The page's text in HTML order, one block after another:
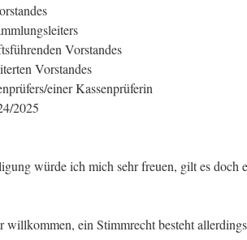
Vorstandes
Vorstandes
einer Kassenprüferin
2025
würde ich mich sehr freuen, gilt es doch
willkommen, ein Stimmrecht besteht